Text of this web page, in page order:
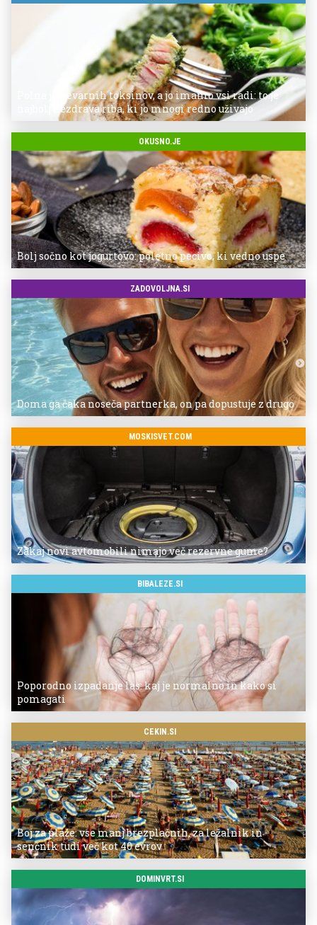
Polna je nevarnih toksinov, a jo imamo vsi radi: to je
najbolj nezdrava riba, ki jo mnogi redno uživajo
OKUSNO.JE
Bolj sočno kot jogurtovo: poletno pecivo, ki vedno uspe
ZADOVOLJNA.SI
Doma ga čaka noseča partnerka, on pa dopustuje z drugo
MOSKISVET.COM
Zakaj novi avtomobili nimajo več rezervne gume?
BIBALEZE.SI
Poporodno izpadanje las: kaj je normalno in kako si
pomagati
CEKIN.SI
Boj za plaže: vse manj brezplačnih, za ležalnik in
senčnik tudi več kot 40 evrov
DOMINVRT.SI